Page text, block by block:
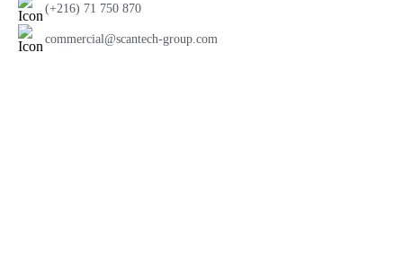
(+216) 71 750 870
commercial@scantech-group.com